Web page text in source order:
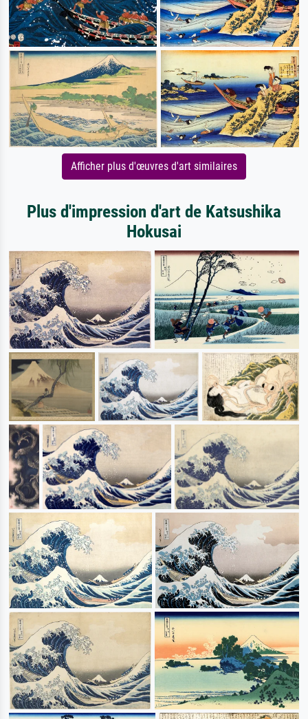
Afficher plus d'œuvres d'art similaires
Plus d'impression d'art de Katsushika
Hokusai